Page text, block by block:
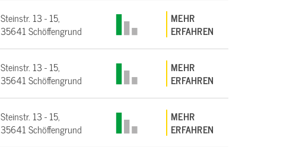
Steinstr. 13 - 15,
35641 Schöffengrund
MEHR
ERFAHREN
Steinstr. 13 - 15,
35641 Schöffengrund
MEHR
ERFAHREN
Steinstr. 13 - 15,
35641 Schöffengrund
MEHR
ERFAHREN